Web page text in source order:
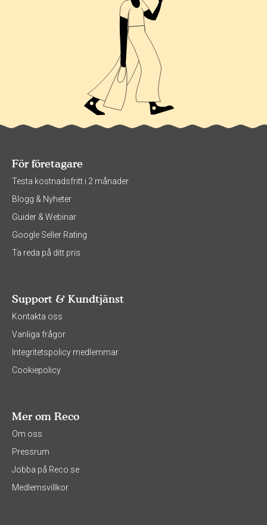
För företagare
Testa kostnadsfritt i 2 månader
Blogg & Nyheter
Guider & Webinar
Google Seller Rating
Ta reda på ditt pris
Support & Kundtjänst
Kontakta oss
Vanliga frågor
Integritetspolicy medlemmar
Cookiepolicy
Mer om Reco
Om oss
Pressrum
Jobba på Reco.se
Medlemsvillkor